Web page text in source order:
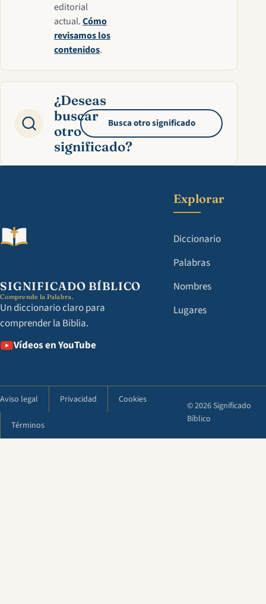
editorial
actual.Cómo
revisamos los
contenidos.
¿Deseas
buscar
otro
significado?
Busca otro significado
SIGNIFICADO BÍBLICO
Comprende la Palabra.
Un diccionario claro para
comprender la Biblia.
Vídeos en YouTube
Explorar
Diccionario
Palabras
Nombres
Lugares
Aviso legal Privacidad Cookies
Términos
© 2026 Significado
Bíblico